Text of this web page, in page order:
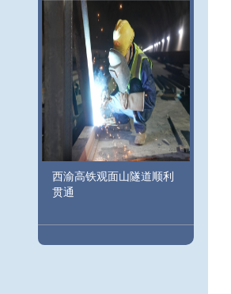
西渝高铁观面山隧道顺利
贯通